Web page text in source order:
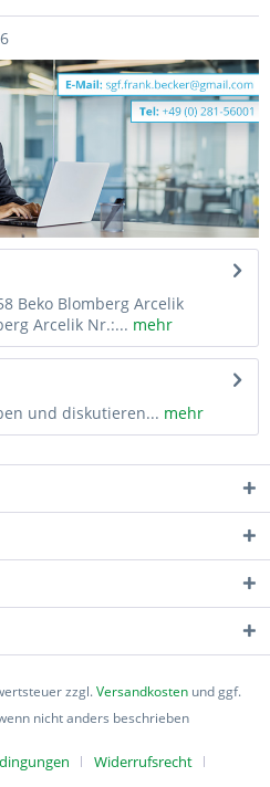
Beko Blomberg Arcelik
Arcelik Nr.:... mehr
und diskutieren... mehr
zzgl.Versandkosten und ggf.
nicht anders beschrieben
Widerrufsrecht